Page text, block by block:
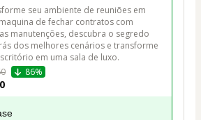
seu ambiente de reuniões em
de fechar contratos com
manutenções, descubra o segredo
dos melhores cenários e transforme
em uma sala de luxo.
86%